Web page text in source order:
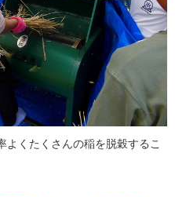
よくたくさんの稲を脱穀するこ